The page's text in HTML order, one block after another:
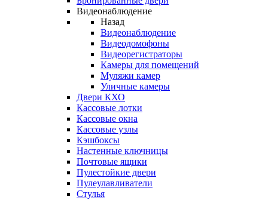
Видеонаблюдение
Назад
Видеонаблюдение
Видеодомофоны
Видеорегистраторы
Камеры для помещений
Муляжи камер
Уличные камеры
Двери КХО
Кассовые лотки
Кассовые окна
Кассовые узлы
Кэшбоксы
Настенные ключницы
Почтовые ящики
Пулестойкие двери
Пулеулавливатели
Стулья